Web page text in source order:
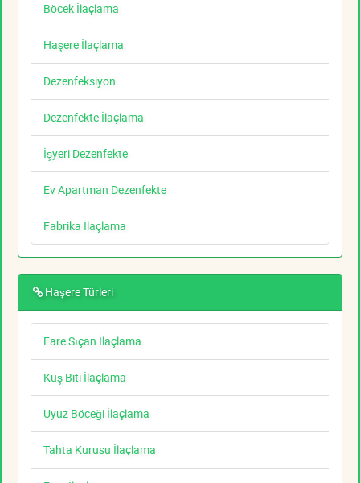
Böcek İlaçlama
Haşere İlaçlama
Dezenfeksiyon
Dezenfekte İlaçlama
İşyeri Dezenfekte
Ev Apartman Dezenfekte
Fabrika İlaçlama
Haşere Türleri
Fare Sıçan İlaçlama
Kuş Biti İlaçlama
Uyuz Böceği İlaçlama
Tahta Kurusu İlaçlama